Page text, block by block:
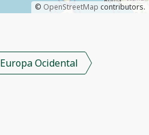
© OpenStreetMap contributors.
Europa Ocidental